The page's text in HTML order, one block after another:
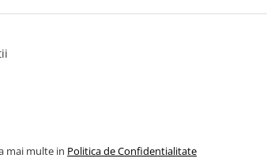
mai multe in Politica de Confidentialitate